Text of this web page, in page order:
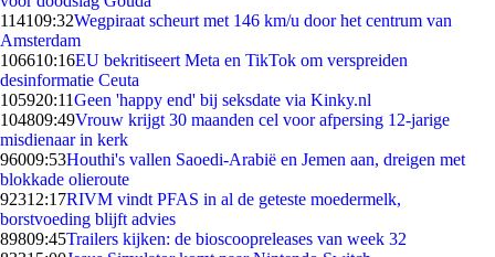
114109:32Wegpiraat scheurt met 146 km/u door het centrum van
Amsterdam
106610:16EU bekritiseert Meta en TikTok om verspreiden
desinformatie Ceuta
105920:11Geen 'happy end' bij seksdate via Kinky.nl
104809:49Vrouw krijgt 30 maanden cel voor afpersing 12-jarige
misdienaar in kerk
96009:53Houthi's vallen Saoedi-Arabië en Jemen aan, dreigen met
blokkade olieroute
92312:17RIVM vindt PFAS in al de geteste moedermelk,
borstvoeding blijft advies
89809:45Trailers kijken: de bioscoopreleases van week 32